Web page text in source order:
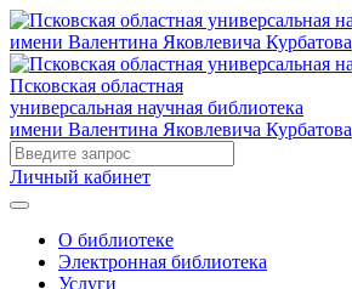
Псковская областная
универсальная научная библиотека
имени Валентина Яковлевича Курбатова
Личный кабинет
О библиотеке
Электронная библиотека
Услуги